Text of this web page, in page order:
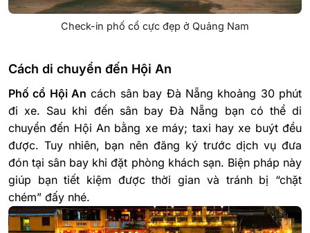
Check-in phố cổ cực đẹp ở Quảng Nam
Cách di chuyển đến Hội An
Phố cổ Hội An cách sân bay Đà Nẵng khoảng 30 phút
đi xe. Sau khi đến sân bay Đà Nẵng bạn có thể di
chuyển đến Hội An bằng xe máy; taxi hay xe buýt đều
được. Tuy nhiên, bạn nên đăng ký trước dịch vụ đưa
đón tại sân bay khi đặt phòng khách sạn. Biện pháp này
giúp bạn tiết kiệm được thời gian và tránh bị “chặt
chém” đấy nhé.